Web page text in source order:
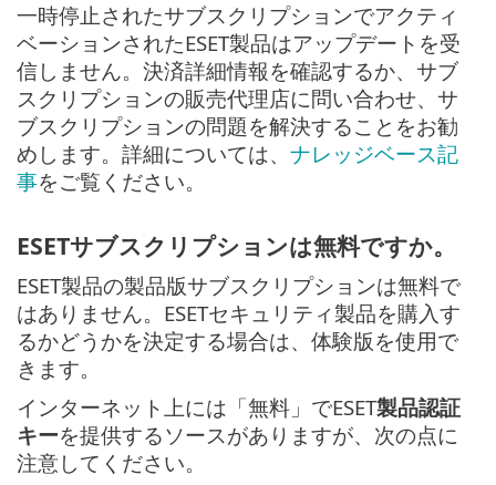
一時停止されたサブスクリプションでアクティ
ベーションされたESET製品はアップデートを受
信しません。決済詳細情報を確認するか、サブ
スクリプションの販売代理店に問い合わせ、サ
ブスクリプションの問題を解決することをお勧
めします。詳細については、 ナレッジベース記
事をご覧ください。
ESETサブスクリプションは無料ですか。
ESET製品の製品版サブスクリプションは無料で
はありません。ESETセキュリティ製品を購入す
るかどうかを決定する場合は、体験版を使用で
きます。
インターネット上には「無料」でESET製品認証
キーを提供するソースがありますが、次の点に
注意してください。